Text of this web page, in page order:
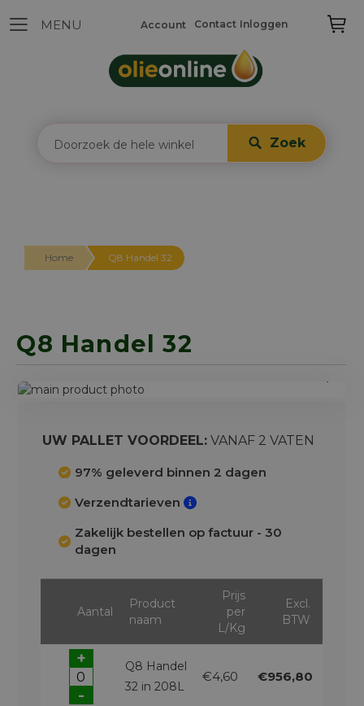
Zoek
Contact Inloggen
Account
Home Q8 Handel 32
Q8 Handel 32
Ga
einde
afbeeldingen-
UW PALLET VOORDEEL: VANAF 2 VATEN
97% geleverd binnen 2 dagen
Verzendtarieven
Zakelijk bestellen op factuur - 30
dagen
Aantal
Product
naam
Prijs
per
L/Kg
Excl.
BTW
-
+
Q8 Handel
32 in 208L
€4,60 €956,80